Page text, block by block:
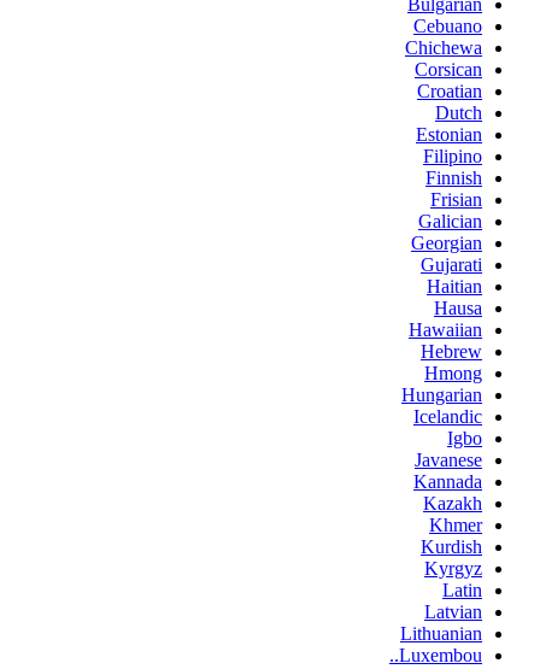
Cebuano
Chichewa
Corsican
Croatian
Dutch
Estonian
Filipino
Finnish
Frisian
Galician
Georgian
Gujarati
Haitian
Hausa
Hawaiian
Hebrew
Hmong
Hungarian
Icelandic
Igbo
Javanese
Kannada
Kazakh
Khmer
Kurdish
Kyrgyz
Latin
Latvian
Lithuanian
Luxembou..